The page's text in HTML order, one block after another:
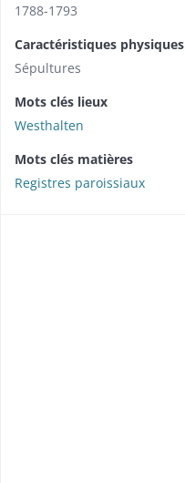
1788-1793
Caractéristiques physiques
Sépultures
Mots clés lieux
Westhalten
Mots clés matières
Registres paroissiaux